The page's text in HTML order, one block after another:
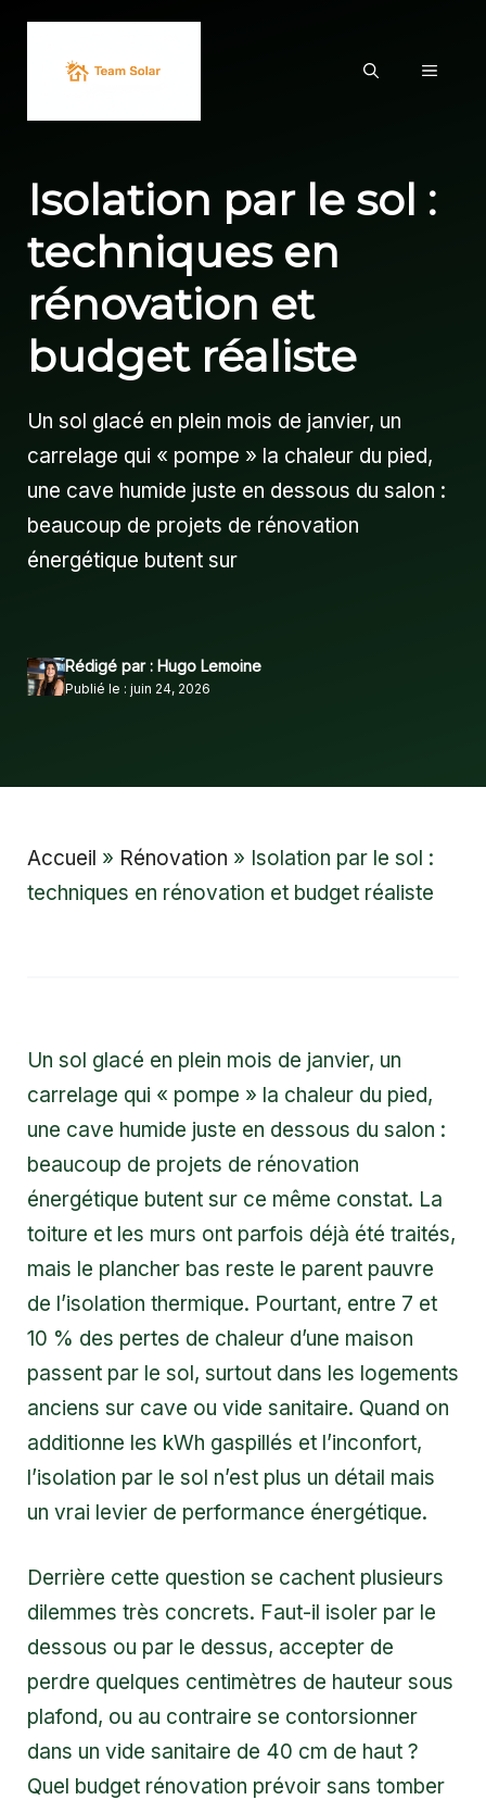
Aller
contenu
MENU
Isolation par le sol :
techniques en
rénovation et
budget réaliste
Un sol glacé en plein mois de janvier, un
carrelage qui « pompe » la chaleur du pied,
une cave humide juste en dessous du salon :
beaucoup de projets de rénovation
énergétique butent sur
Rédigé par : Hugo Lemoine
Publié le : juin 24, 2026
Accueil » Rénovation » Isolation par le sol :
techniques en rénovation et budget réaliste
Un sol glacé en plein mois de janvier, un
carrelage qui « pompe » la chaleur du pied,
une cave humide juste en dessous du salon :
beaucoup de projets de rénovation
énergétique butent sur ce même constat. La
toiture et les murs ont parfois déjà été traités,
mais le plancher bas reste le parent pauvre
de l’isolation thermique. Pourtant, entre 7 et
10 % des pertes de chaleur d’une maison
passent par le sol, surtout dans les logements
anciens sur cave ou vide sanitaire. Quand on
additionne les kWh gaspillés et l’inconfort,
l’isolation par le sol n’est plus un détail mais
un vrai levier de performance énergétique.
Derrière cette question se cachent plusieurs
dilemmes très concrets. Faut-il isoler par le
dessous ou par le dessus, accepter de
perdre quelques centimètres de hauteur sous
plafond, ou au contraire se contorsionner
dans un vide sanitaire de 40 cm de haut ?
Quel budget rénovation prévoir sans tomber